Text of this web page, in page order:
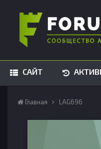
САЙТ
Главная LAG696